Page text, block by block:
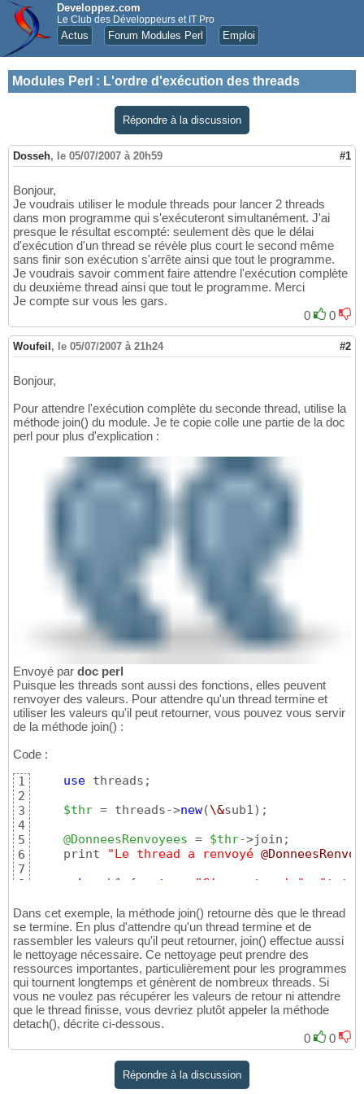
Developpez.com
Le Club des Développeurs et IT Pro
Actus Forum Modules Perl Emploi
Modules Perl : L'ordre d'exécution des threads
Répondre à la discussion
Dosseh, le 05/07/2007 à 20h59 #1
Bonjour,
Je voudrais utiliser le module threads pour lancer 2 threads
dans mon programme qui s'exécuteront simultanément. J'ai
presque le résultat escompté: seulement dès que le délai
d'exécution d'un thread se révèle plus court le second même
sans finir son exécution s'arrête ainsi que tout le programme.
Je voudrais savoir comment faire attendre l'exécution complète
du deuxième thread ainsi que tout le programme. Merci
Je compte sur vous les gars.
0
0
Woufeil , le 05/07/2007 à 21h24 #2
Bonjour,
Pour attendre l'exécution complète du seconde thread, utilise la
méthode join() du module. Je te copie colle une partie de la doc
perl pour plus d'explication :
Envoyé par doc perl
Puisque les threads sont aussi des fonctions, elles peuvent
renvoyer des valeurs. Pour attendre qu'un thread termine et
utiliser les valeurs qu'il peut retourner, vous pouvez vous servir
de la méthode join() :
Code :
1
2
3
4
5
6
7
8
use threads;
$thr = threads->new(\&sub1 ) ;
@DonneesRenvoyees = $thr->join;
    print
"Le thread a renvoyé
sub
sub1 { return "Cinquante-six" "toto"
Dans cet exemple, la méthode join() retourne dès que le thread
se termine. En plus d'attendre qu'un thread termine et de
rassembler les valeurs qu'il peut retourner, join() effectue aussi
le nettoyage nécessaire. Ce nettoyage peut prendre des
ressources importantes, particulièrement pour les programmes
qui tournent longtemps et génèrent de nombreux threads. Si
vous ne voulez pas récupérer les valeurs de retour ni attendre
que le thread finisse, vous devriez plutôt appeler la méthode
detach(), décrite ci-dessous.
0
0
Répondre à la discussion